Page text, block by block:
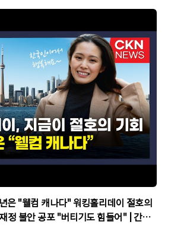
은 "웰컴 캐나다" 워킹홀리데이 절호의
정 불안 공포 "버티기도 힘들어" | 간추